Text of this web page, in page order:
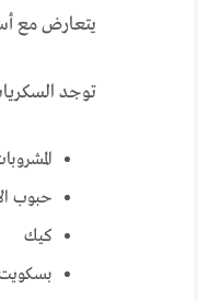
يتعارض مع
توجد
حبوب
كيك